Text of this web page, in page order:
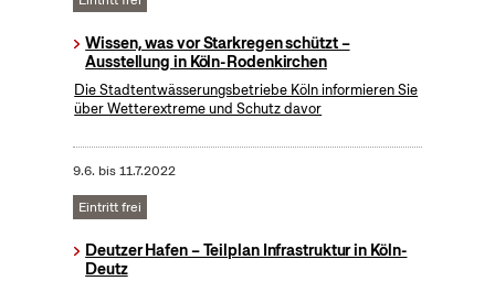
Wissen, was vor Starkregen schützt –
Ausstellung in Köln-Rodenkirchen
Die Stadtentwässerungsbetriebe Köln informieren Sie
über Wetterextreme und Schutz davor
9.6. bis11.7.2022
Eintritt frei
Deutzer Hafen – Teilplan Infrastruktur in Köln-
Deutz